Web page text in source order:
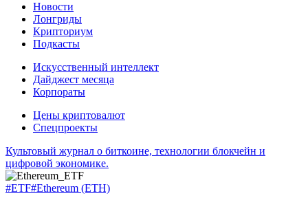
Новости
Лонгриды
Крипториум
Подкасты
Искусственный интеллект
Дайджест месяца
Корпораты
Цены криптовалют
Спецпроекты
Культовый журнал о биткоине, технологии блокчейн и
цифровой экономике.
#ETF#Ethereum (ETH)